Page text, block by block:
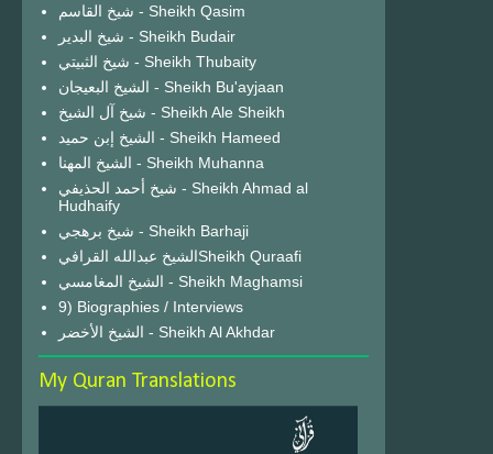
شيخ القاسم - Sheikh Qasim
شيخ البدير - Sheikh Budair
شيخ الثبيتي - Sheikh Thubaity
الشيخ البعيجان - Sheikh Bu'ayjaan
شيخ آل الشيخ - Sheikh Ale Sheikh
الشيخ إبن حميد - Sheikh Hameed
الشيخ المهنا - Sheikh Muhanna
شيخ أحمد الحذيفي - Sheikh Ahmad al
Hudhaify
شيخ برهجي - Sheikh Barhaji
الشيخ عبدالله القرافيSheikh Quraafi
الشيخ المغامسي - Sheikh Maghamsi
9) Biographies / Interviews
الشيخ الأخضر - Sheikh Al Akhdar
My Quran Translations